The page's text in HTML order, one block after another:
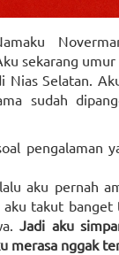
sekarang umur
Nias Selatan.
sudah
pengalaman
aku pernah
takut
Jadi aku
merasa nggak